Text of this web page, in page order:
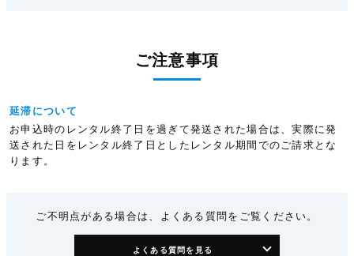
ご注意事項
延滞について
お申込時のレンタル終了日を過ぎて発送された場合は、実際に発
送された日をレンタル終了日としたレンタル期間でのご請求とな
ります。
ご不明点がある場合は、よくある質問をご覧ください。
よくある質問を見る